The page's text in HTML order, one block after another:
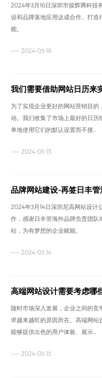
2024年3月16日深圳市骏辉腾科技
设和品牌落地应用达成合作。打
能。
—— 2024-03-16
我们需要借助网站日历来
为了实现企业更好的网站营销目
动。我们收集了市场上最好的日
单地使用它们的默认设置而不接...
—— 2024-03-15
品牌网站建设-再签日丰
2024年3月14日深圳尼高网站设计
作，感谢日丰管海外品牌负责团
站，为有梦想的企业赋能。
—— 2024-03-14
高端网站设计需要考虑哪
随时市场深入发展，企业之间的
求越来越旺的原因所在。高端网
能够提供出色的用户体验、展示...
—— 2024-03-13